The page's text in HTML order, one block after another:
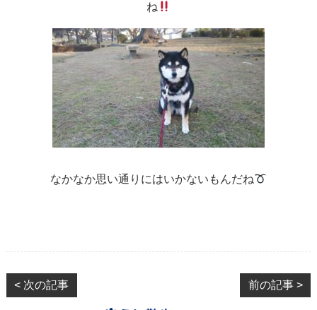
ね
なかなか思い通りにはいかないもんだね
< 次の記事 前の記事 >